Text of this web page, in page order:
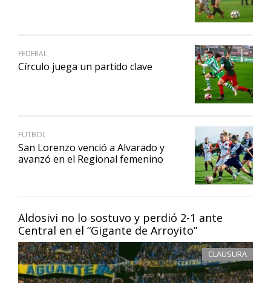
Aldosivi no lo sostuvo y perdió 2-1 ante
Central en el “Gigante de Arroyito”
CLAUSURA
FEDERAL
Círculo juega un partido clave
FUTBOL
San Lorenzo venció a Alvarado y
avanzó en el Regional femenino